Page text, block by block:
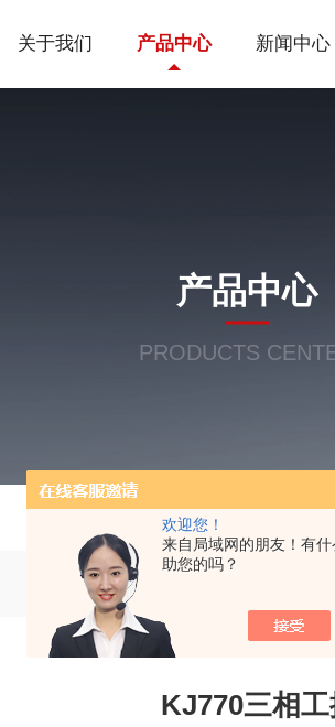
欢迎您！
来自局域网的朋友！有
助您的吗？
关于我们 产品中心 新闻中心
产品中心
PRODUCTS
当前位置：首页
KJ770三相